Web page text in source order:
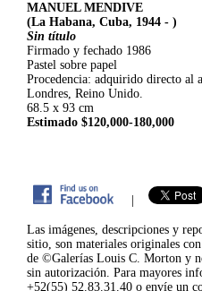
MANUEL MENDIVE
(La Habana, Cuba, 1944 - )
Sin título
Firmado y fechado 1986
Pastel sobre papel
Procedencia: adquirido directo al
Londres, Reino Unido.
68.5 x 93 cm
Estimado $120,000-180,000
|
Las imágenes, descripciones y
sitio, son materiales originales
de ©Galerías Louis C. Morton y
sin autorización. Para mayores
+52(55) 52.83.31.40 o envíe un